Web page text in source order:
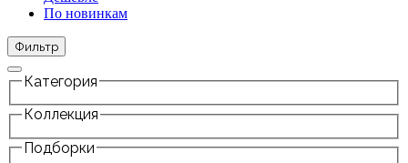
По новинкам
Фильтр
Категория
Коллекция
Подборки